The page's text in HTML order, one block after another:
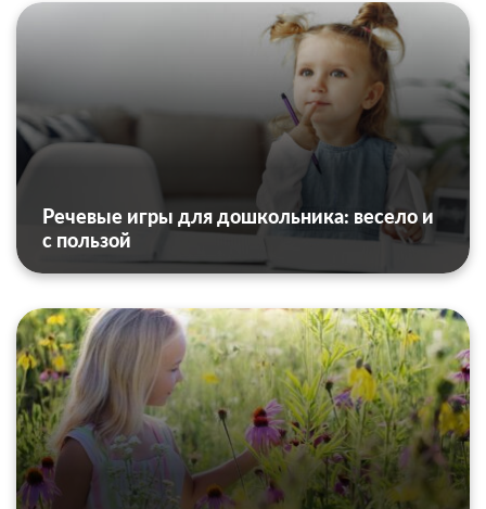
Речевые игры для дошкольника: весело и
с пользой